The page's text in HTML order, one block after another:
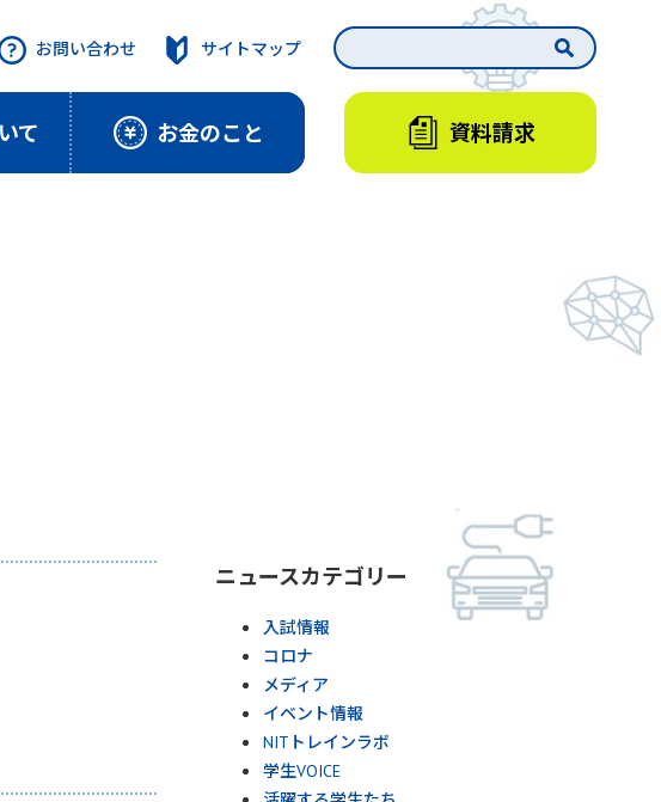
て お金のこと
お問い合わせ サイトマップ
資料請求
ニュースカテゴリー
入試情報
コロナ
メディア
イベント情報
NITトレインラボ
学生VOICE